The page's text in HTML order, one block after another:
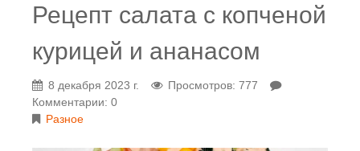
Рецепт салата с копченой
курицей и ананасом
8 декабря 2023 г.
Просмотров: 777
Комментарии: 0
Разное